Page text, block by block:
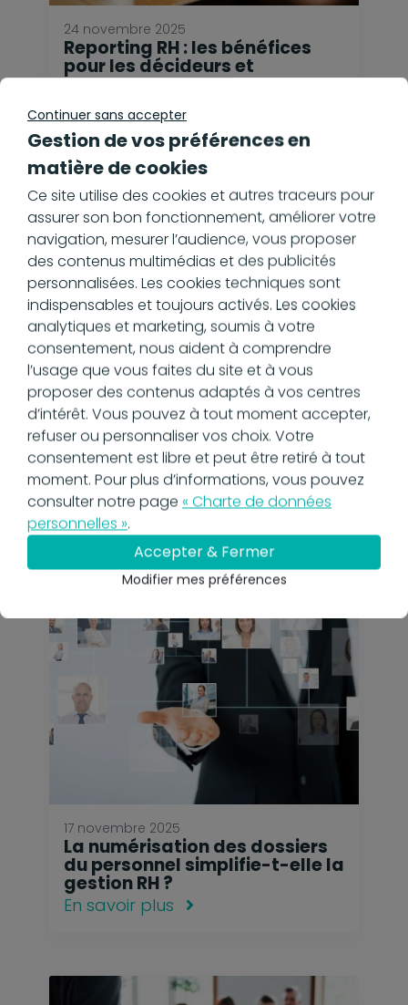
24 novembre 2025
Reporting RH : les bénéfices
pour les décideurs et
managers
En savoir plus
20 novembre 2025
Onboarding : pour un
processus d'arrivée réussi
En savoir plus
17 novembre 2025
La numérisation des dossiers
du personnel simplifie-t-elle la
gestion RH ?
En savoir plus
Continuer sans accepter
Gestion de vos préférences en
matière de cookies
Ce site utilise des cookies et autres traceurs pour
assurer son bon fonctionnement, améliorer votre
navigation, mesurer l’audience, vous proposer
des contenus multimédias et des publicités
personnalisées. Les cookies techniques sont
indispensables et toujours activés. Les cookies
analytiques et marketing, soumis à votre
consentement, nous aident à comprendre
l’usage que vous faites du site et à vous
proposer des contenus adaptés à vos centres
d’intérêt. Vous pouvez à tout moment accepter,
refuser ou personnaliser vos choix. Votre
consentement est libre et peut être retiré à tout
moment. Pour plus d’informations, vous pouvez
consulter notre page « Charte de données
personnelles ».
Accepter & Fermer
Modifier mes préférences